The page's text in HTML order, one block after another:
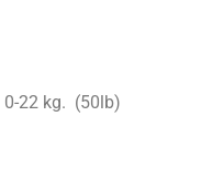
0-22 kg. (50lb)